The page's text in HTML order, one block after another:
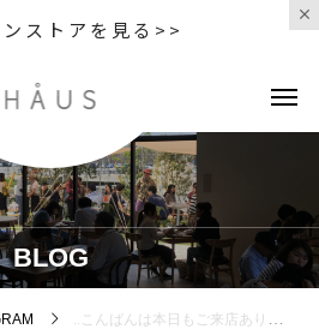
ストアを見る>>
BLOG
..こんばんは︎本日もご来店ありがとうございました！..明日、HAUS CAFE は終日閉店とさせていただきます。ご来店予定のお客様には大変ご迷惑をお掛け致しますが何卒、ご理解のほどお願い申し上げます。..○物販は通常営業いたしますのでよろしくお願いいたします。….#期間限定 #冬限定 #winter#バレンタインデー #valentineday #drink #ドリンク#ホットチョコレート#ストロベリーショコラ#chocolate #チョコレート ##ストロベリー #いちご#マシュマロ#takeout #テイクアウト#cafe #カフェ #カフェ巡り#hausmatsue #haus_matsue #松江カフェ #島根カフェ#松江 #島根 #山陰 #島根旅行